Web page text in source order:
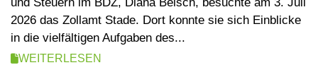
2026 das Zollamt Stade. Dort konnte sie sich Einblicke
in die vielfältigen Aufgaben des...
WEITERLESEN